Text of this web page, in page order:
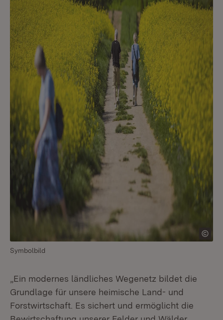
Symbolbild
„Ein modernes ländliches Wegenetz bildet die
Grundlage für unsere heimische Land- und
Forstwirtschaft. Es sichert und ermöglicht die